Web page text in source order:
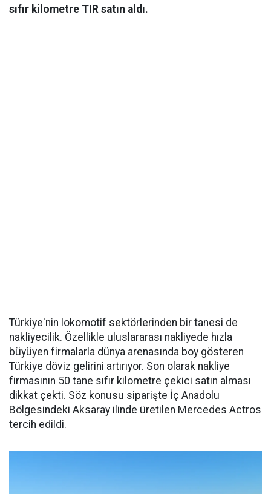
sıfır kilometre TIR satın aldı.
Türkiye'nin lokomotif sektörlerinden bir tanesi de
nakliyecilik. Özellikle uluslararası nakliyede hızla
büyüyen firmalarla dünya arenasında boy gösteren
Türkiye döviz gelirini artırıyor. Son olarak nakliye
firmasının 50 tane sıfır kilometre çekici satın alması
dikkat çekti. Söz konusu siparişte İç Anadolu
Bölgesindeki Aksaray ilinde üretilen Mercedes Actros
tercih edildi.